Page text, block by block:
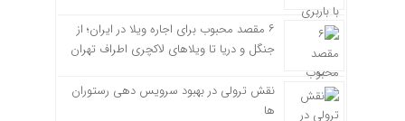
۶ مقصد محبوب برای اجاره ویلا در ایران؛ از
جنگل و دریا تا ویلاهای لاکچری اطراف تهران
نقش ترولی در بهبود سرویس دهی رستوران
ها